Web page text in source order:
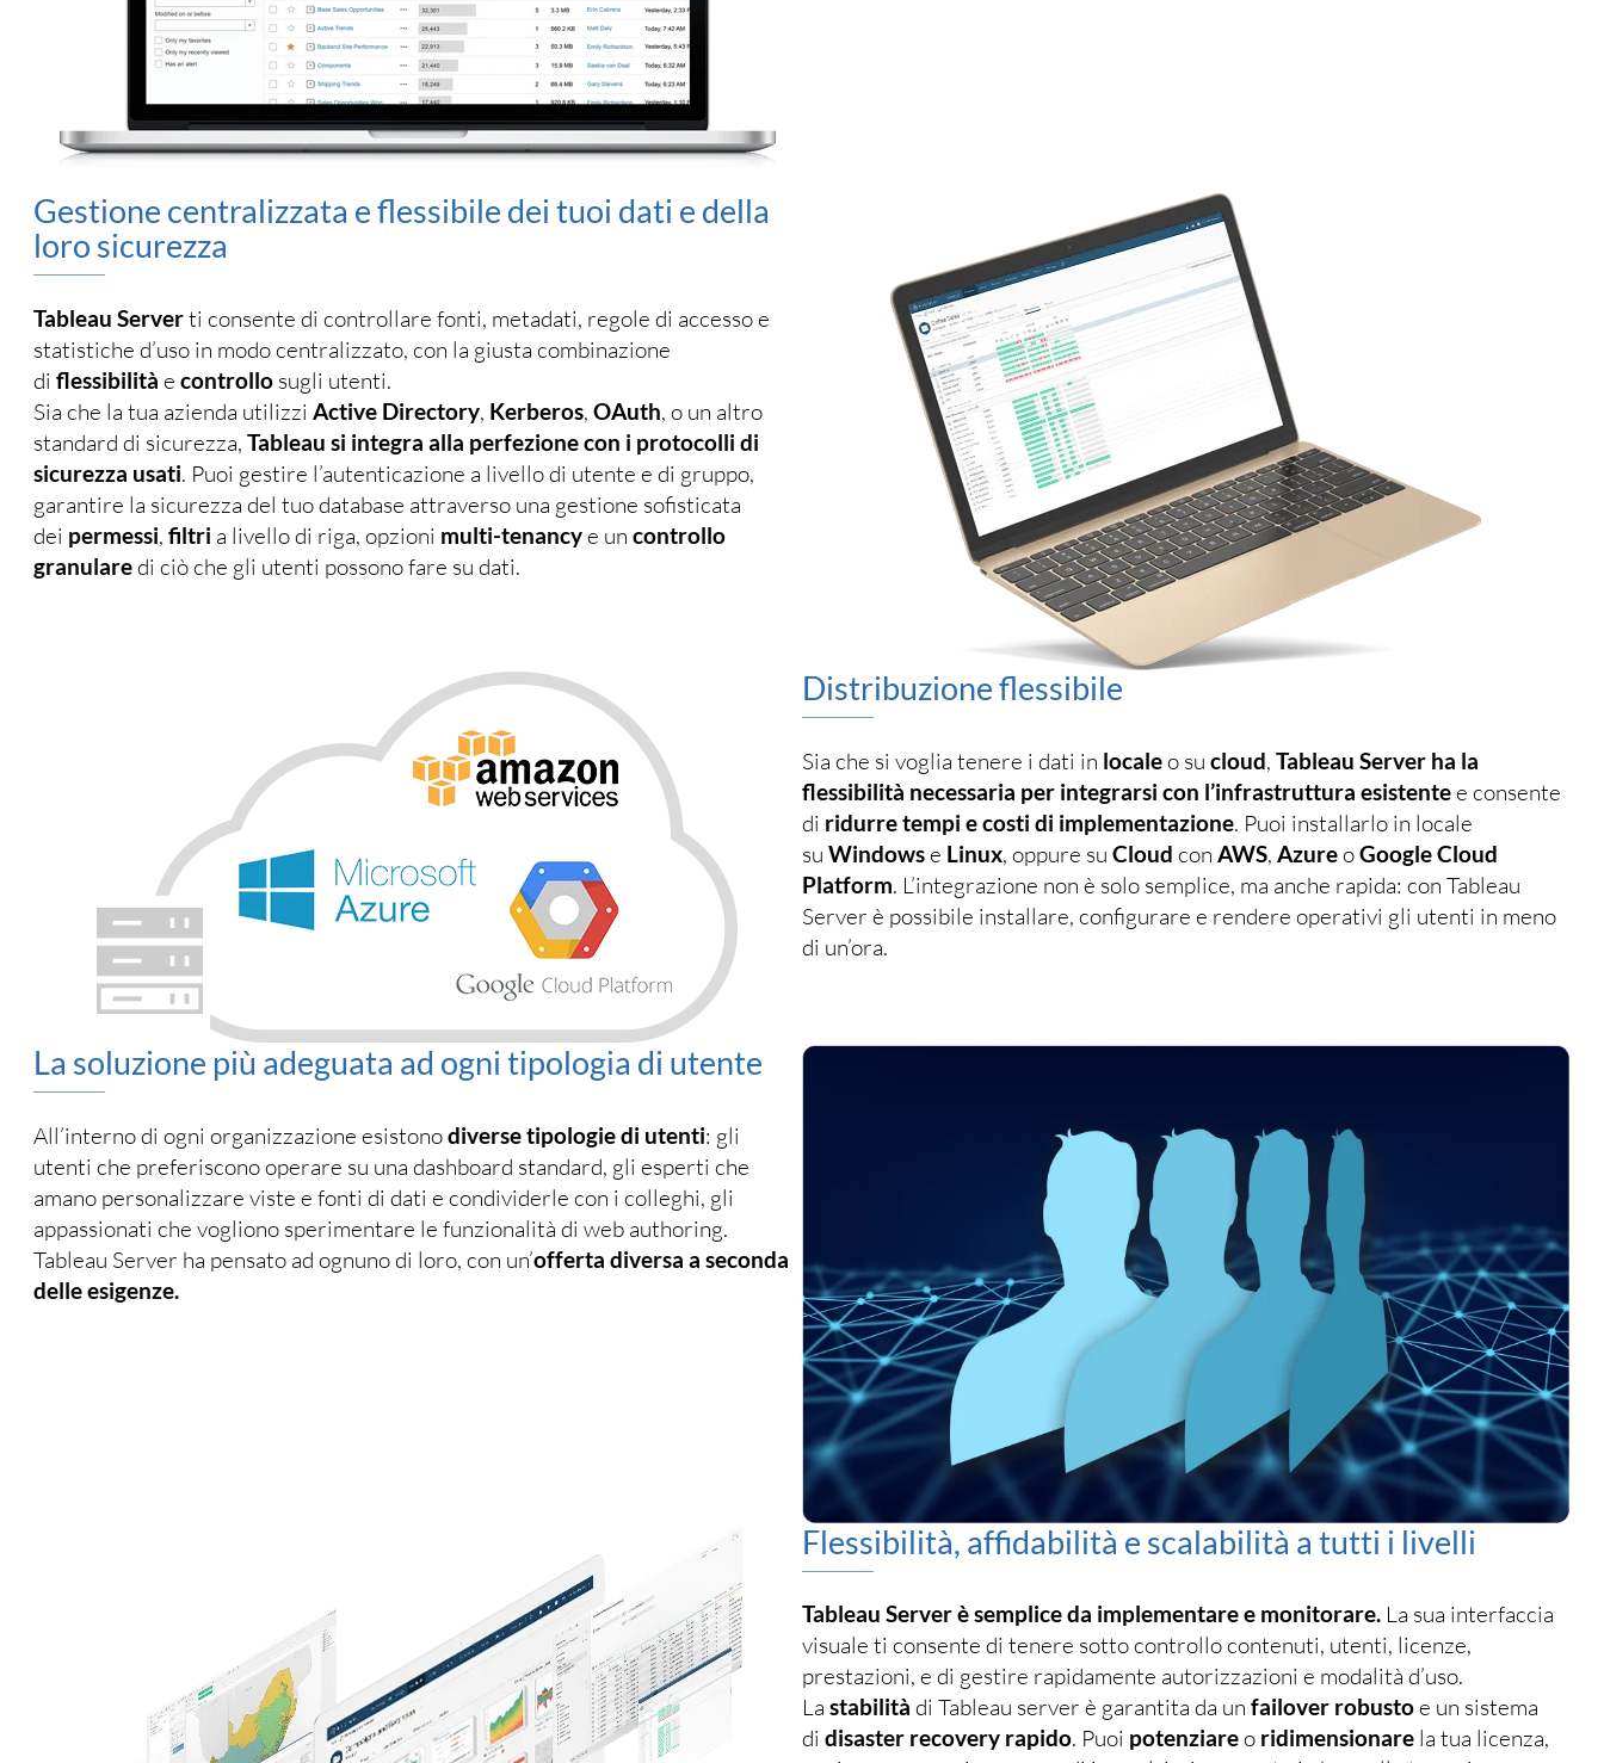
Gestione centralizzata e flessibile dei tuoi dati e della
loro sicurezza
Tableau Serverti consente di controllare fonti, metadati, regole di accesso e
statistiche d’uso in modo centralizzato, con la giusta combinazione
di flessibilità e controllo sugli utenti.
Sia che la tua azienda utilizzi Active Directory, Kerberos, OAuth, o un altro
standard di sicurezza, Tableau si integra alla perfezione con i protocolli di
sicurezza usati. Puoi gestire l’autenticazione a livello di utente e di gruppo,
garantire la sicurezza del tuo database attraverso una gestione sofisticata
dei permessi, filtri a livello di riga, opzioni multi-tenancye un controllo
granularedi ciò che gli utenti possono fare su dati.
Distribuzione flessibile
Sia che si voglia tenere i dati in localeo su cloud, Tableau Server ha la
flessibilità necessaria per integrarsi con l’infrastruttura esistentee consente
di ridurre tempi e costi di implementazione. Puoi installarlo in locale
su Windowse Linux, oppure su Cloud con AWS, AzureoGoogle Cloud
Platform. L’integrazione non è solo semplice, ma anche rapida: con Tableau
Server è possibile installare, configurare e rendere operativi gli utenti in meno
di un’ora.
La soluzione più adeguata ad ogni tipologia di utente
All’interno di ogni organizzazione esistonodiverse tipologie di utenti: gli
utenti che preferiscono operare su una dashboard standard, gli esperti che
amano personalizzare viste e fonti di dati e condividerle con i colleghi, gli
appassionati che vogliono sperimentare le funzionalità di web authoring.
Tableau Server ha pensato ad ognuno di loro, con un’offerta diversa a seconda
delle esigenze.
Flessibilità, affidabilità e scalabilità a tutti i livelli
Tableau Server è semplice da implementare e monitorare. La sua interfaccia
visuale ti consente di tenere sotto controllo contenuti, utenti, licenze,
prestazioni, e di gestire rapidamente autorizzazioni e modalità d’uso.
La stabilità di Tableau server è garantita da un failover robustoe un sistema
di disaster recovery rapido. Puoi potenziareo ridimensionare la tua licenza,